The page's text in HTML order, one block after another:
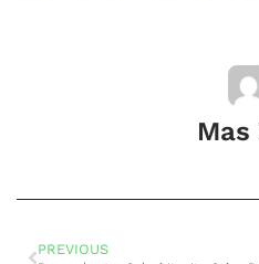
Mas
PREVIOUS